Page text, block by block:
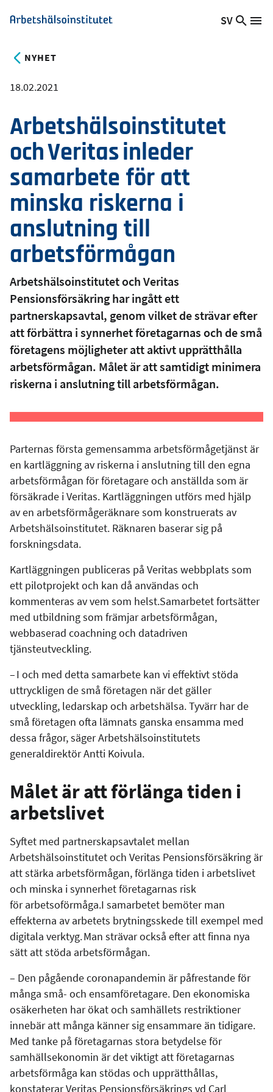
Hoppa
till
Arbetshälsoinstitutet
Växla
SV
Sök
NYHET
18.02.2021
Arbetshälsoinstitutet
och Veritas inleder
samarbete för att
minska riskerna i
anslutning till
arbetsförmågan
Arbetshälsoinstitutet och Veritas
Pensionsförsäkring har ingått ett
partnerskapsavtal, genom vilket de strävar efter
att förbättra i synnerhet företagarnas och de små
företagens möjligheter att aktivt upprätthålla
arbetsförmågan. Målet är att samtidigt minimera
riskerna i anslutning till arbetsförmågan.
Parternas första gemensamma arbetsförmågetjänst är
en kartläggning av riskerna i anslutning till den egna
arbetsförmågan för företagare och anställda som är
försäkrade i Veritas. Kartläggningen utförs med hjälp
av en arbetsförmågeräknare som konstruerats av
Arbetshälsoinstitutet. Räknaren baserar sig på
forskningsdata.
Kartläggningen publiceras på Veritas webbplats som
ett pilotprojekt och kan då användas och
kommenteras av vem som helst.Samarbetet fortsätter
med utbildning som främjar arbetsförmågan,
webbaserad coachning och datadriven
tjänsteutveckling.
– I och med detta samarbete kan vi effektivt stöda
uttryckligen de små företagen när det gäller
utveckling, ledarskap och arbetshälsa. Tyvärr har de
små företagen ofta lämnats ganska ensamma med
dessa frågor, säger Arbetshälsoinstitutets
generaldirektör Antti Koivula.
Målet är att förlänga tiden i
arbetslivet
Syftet med partnerskapsavtalet mellan
Arbetshälsoinstitutet och Veritas Pensionsförsäkring är
att stärka arbetsförmågan, förlänga tiden i arbetslivet
och minska i synnerhet företagarnas risk
för arbetsoförmåga.I samarbetet bemöter man
effekterna av arbetets brytningsskede till exempel med
digitala verktyg. Man strävar också efter att finna nya
sätt att stöda arbetsförmågan.
– Den pågående coronapandemin är påfrestande för
många små- och ensamföretagare. Den ekonomiska
osäkerheten har ökat och samhällets restriktioner
innebär att många känner sig ensammare än tidigare.
Med tanke på företagarnas stora betydelse för
samhällsekonomin är det viktigt att företagarnas
arbetsförmåga kan stödas och upprätthållas,
konstaterar Veritas Pensionsförsäkrings vd Carl